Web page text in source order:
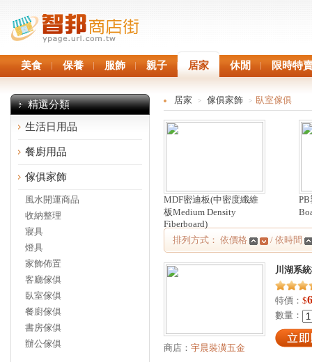
美食 保養 服飾 親子 居家 休閒 限時特
精選分類
生活日用品
餐廚用品
傢俱家飾
風水開運商品
收納整理
寢具
燈具
家飾佈置
客廳傢俱
臥室傢俱
餐廚傢俱
書房傢俱
辦公傢俱
居家 > 傢俱家飾 > 臥室傢俱
MDF密迪板(中密度纖維
板Medium Density
Fiberboard)
排列方式： 依價格 / 依時間
商店： 宇晨裝潢五金
川湖系
特價： $
數量：